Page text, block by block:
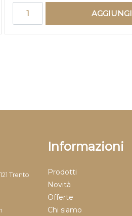
AGGIUNGI
Trento
Informazioni
Prodotti
Novità
Offerte
Chi siamo